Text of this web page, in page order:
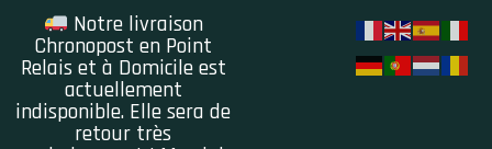
Notre livraison
Chronopost en Point
Relais et à Domicile est
actuellement
indisponible. Elle sera de
retour très